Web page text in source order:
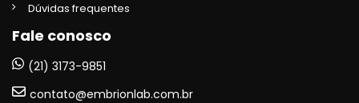
Dúvidas frequentes
Fale conosco
(21) 3173-9851
contato@embrionlab.com.br